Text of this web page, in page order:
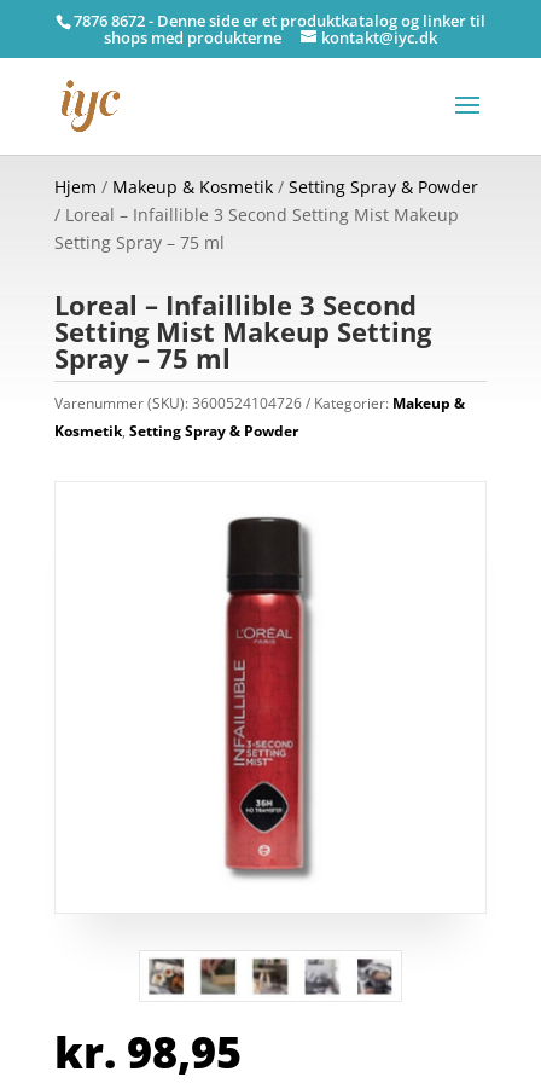
7876 8672 - Denne side er et produktkatalog og linker til
shops med produkterne kontakt@iyc.dk
Hjem / Makeup & Kosmetik/ Setting Spray & Powder
/ Loreal – Infaillible 3 Second Setting Mist Makeup
Setting Spray – 75 ml
Loreal – Infaillible 3 Second
Setting Mist Makeup Setting
Spray – 75 ml
Varenummer (SKU):3600524104726 Kategorier: Makeup &
Kosmetik, Setting Spray & Powder
kr. 98,95